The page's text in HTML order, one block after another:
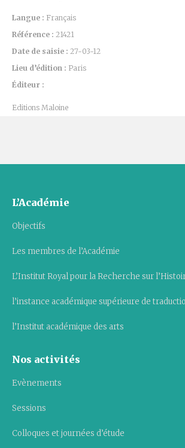
Langue : Français
Référence : 21421
Date de saisie : 27-03-12
Lieu d’édition : Paris
Éditeur :
Editions Maloine
L’Académie
Objectifs
Les membres de l’Académie
L’Institut Royal pour la Recherche sur
l’instance académique supérieure de
l’Institut académique des arts
Nos activités
Evènements
Sessions
Colloques et journées d’étude